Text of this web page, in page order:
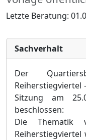
Letzte Beratung:
Sachverhalt
Der
Reiherstiegviertel
Sitzung am
beschlossen:
Die Thematik